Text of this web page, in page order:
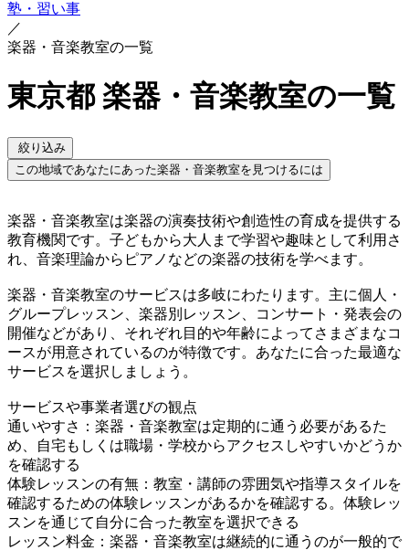
塾・習い事
／
楽器・音楽教室の一覧
東京都 楽器・音楽教室の一覧
絞り込み
この地域であなたにあった楽器・音楽教室を見つけるには
楽器・音楽教室は楽器の演奏技術や創造性の育成を提供する
教育機関です。子どもから大人まで学習や趣味として利用さ
れ、音楽理論からピアノなどの楽器の技術を学べます。
楽器・音楽教室のサービスは多岐にわたります。主に個人・
グループレッスン、楽器別レッスン、コンサート・発表会の
開催などがあり、それぞれ目的や年齢によってさまざまなコ
ースが用意されているのが特徴です。あなたに合った最適な
サービスを選択しましょう。
サービスや事業者選びの観点
通いやすさ：楽器・音楽教室は定期的に通う必要があるた
め、自宅もしくは職場・学校からアクセスしやすいかどうか
を確認する
体験レッスンの有無：教室・講師の雰囲気や指導スタイルを
確認するための体験レッスンがあるかを確認する。体験レッ
スンを通じて自分に合った教室を選択できる
レッスン料金：楽器・音楽教室は継続的に通うのが一般的で